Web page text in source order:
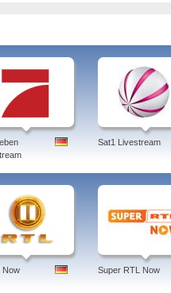
Sat1 Livestream
Now Super RTL Now